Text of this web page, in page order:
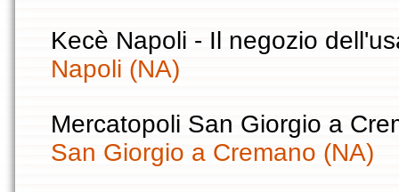
Kecè Napoli - Il negozio
Napoli (NA)
Mercatopoli San Giorgio a
San Giorgio a Cremano (NA)